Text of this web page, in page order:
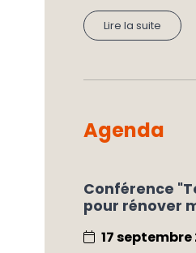
Lire la suite
Agenda
Conférence
pour rénover
17 septembre